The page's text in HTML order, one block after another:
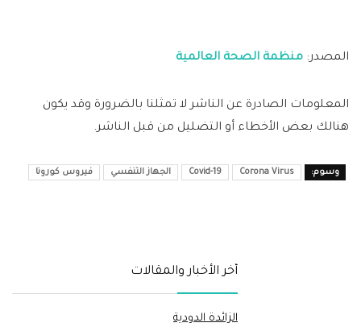
المصدر: منظمة الصحة العالمية
المعلومات الصادرة عن الناشر لا تمثلنا بالضرورة وقد يكون
هنالك بعض الأخطاء أو التضليل من قبل الناشر.
وسوم: Corona Virus
Covid-19 الجهاز التنفسي فيروس كورونا
أخر الأخبار والمقالات
الزائدة الدودية